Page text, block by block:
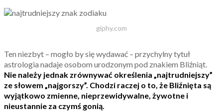
giphy.com
Ten niezbyt – mogło by się wydawać – przychylny tytuł
astrologia nadaje osobom urodzonym pod znakiem Bliźniąt.
Nie należy jednak zrównywać określenia „najtrudniejszy”
ze słowem „najgorszy”. Chodzi raczej o to, że Bliźnięta są
wyjątkowo zmienne, nieprzewidywalne, żywotne i
nieustannie za czymś gonią.